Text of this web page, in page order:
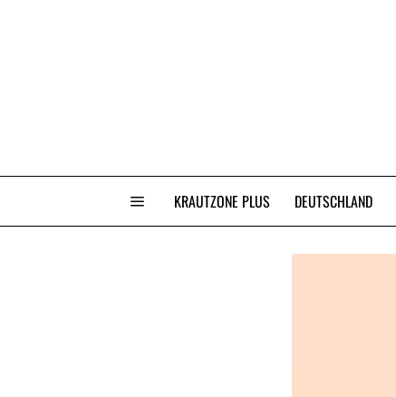
KRAUTZONE PLUS DEUTSCHLAND